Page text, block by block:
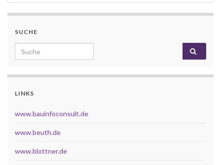
SUCHE
Search for:
LINKS
www.bauinfoconsult.de
www.beuth.de
www.blottner.de